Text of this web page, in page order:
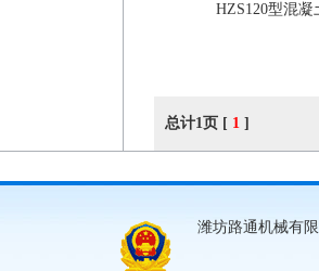
HZS120型混凝
总计1页 [ 1]
潍坊路通机械有